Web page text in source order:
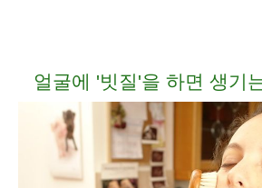
얼굴에 '빗질'을 하면 생기